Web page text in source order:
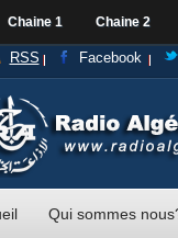
Chaine 1 Chaine 2
RSS Facebook
Qui sommes